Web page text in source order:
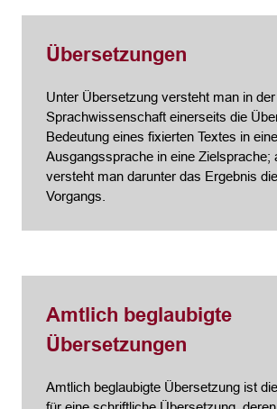
Übersetzungen
Unter Übersetzung versteht man in der
Sprachwissenschaft einerseits die
Bedeutung eines fixierten Textes in
Ausgangssprache in eine Zielsprache;
versteht man darunter das Ergebnis
Vorgangs.
Amtlich beglaubigte
Übersetzungen
Amtlich beglaubigte Übersetzung ist